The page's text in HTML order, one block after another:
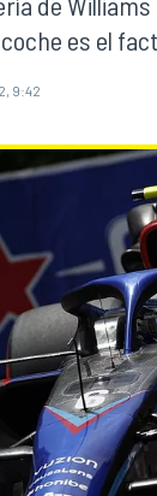
es el
9:42